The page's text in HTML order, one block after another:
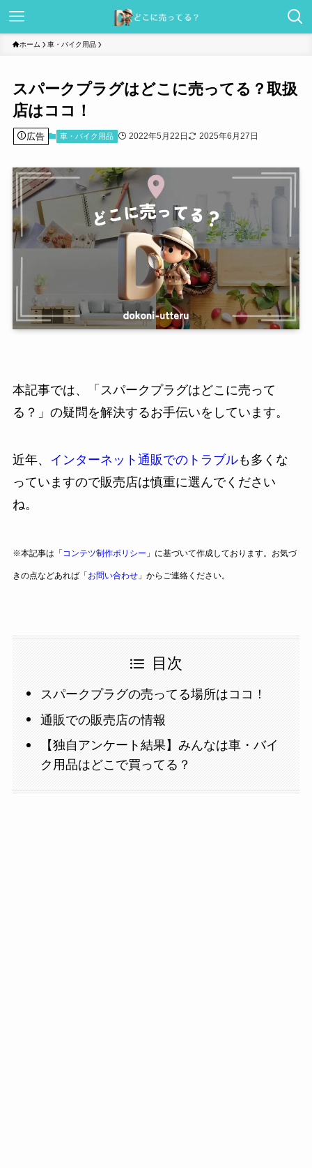
ホーム 車・バイク用品
スパークプラグはどこに売ってる？取扱
店はココ！
広告 車・バイク用品 2022年5月22日 2025年6月27日
本記事では、「スパークプラグはどこに売って
る？」の疑問を解決するお手伝いをしています。
近年、 インターネット通販でのトラブルも多くな
っていますので販売店は慎重に選んでください
ね。
※本記事は「 コンテツ制作ポリシー 」に基づいて作成しております。お気づ
きの点などあれば「 お問い合わせ」からご連絡ください。
目次
スパークプラグの売ってる場所はココ！
通販での販売店の情報
【独自アンケート結果】みんなは車・バイ
ク用品はどこで買ってる？